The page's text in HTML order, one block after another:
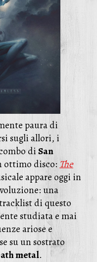
paura di
sugli allori, i
diSan
ottimo disco: The
appare oggi in
una
di questo
studiata e mai
ariose e
su un sostrato
metal.